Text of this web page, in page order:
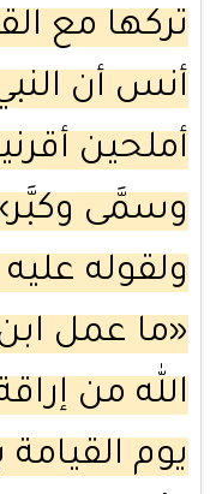
تركها مع
أملحين
وسمَّى
ولقوله
«ما عمل
الله من
يوم القيامة